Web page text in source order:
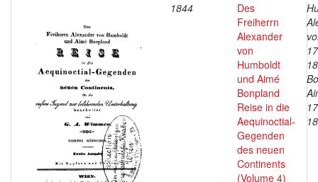
1844
Des
Freiherrn
Alexander
von
Humboldt
und Aimé
Bonpland
Reise in die
Aequinoctial-
Gegenden
des neuen
Continents
(Volume 4)